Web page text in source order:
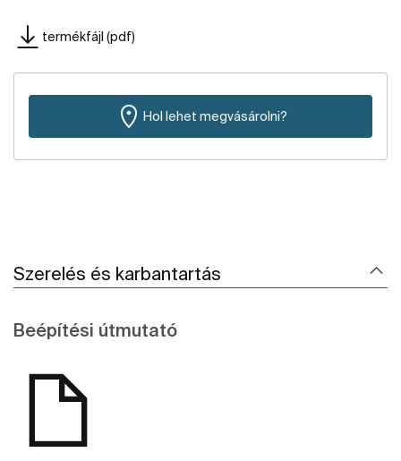
termékfájl (pdf)
Hol lehet megvásárolni?
Szerelés és karbantartás
Beépítési útmutató